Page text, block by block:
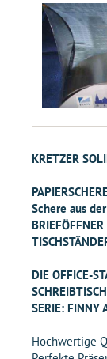
KRETZER
Schere aus
DIE OFFICE-
SCHREIBTISCH
SERIE: FINNY
Hochwertige